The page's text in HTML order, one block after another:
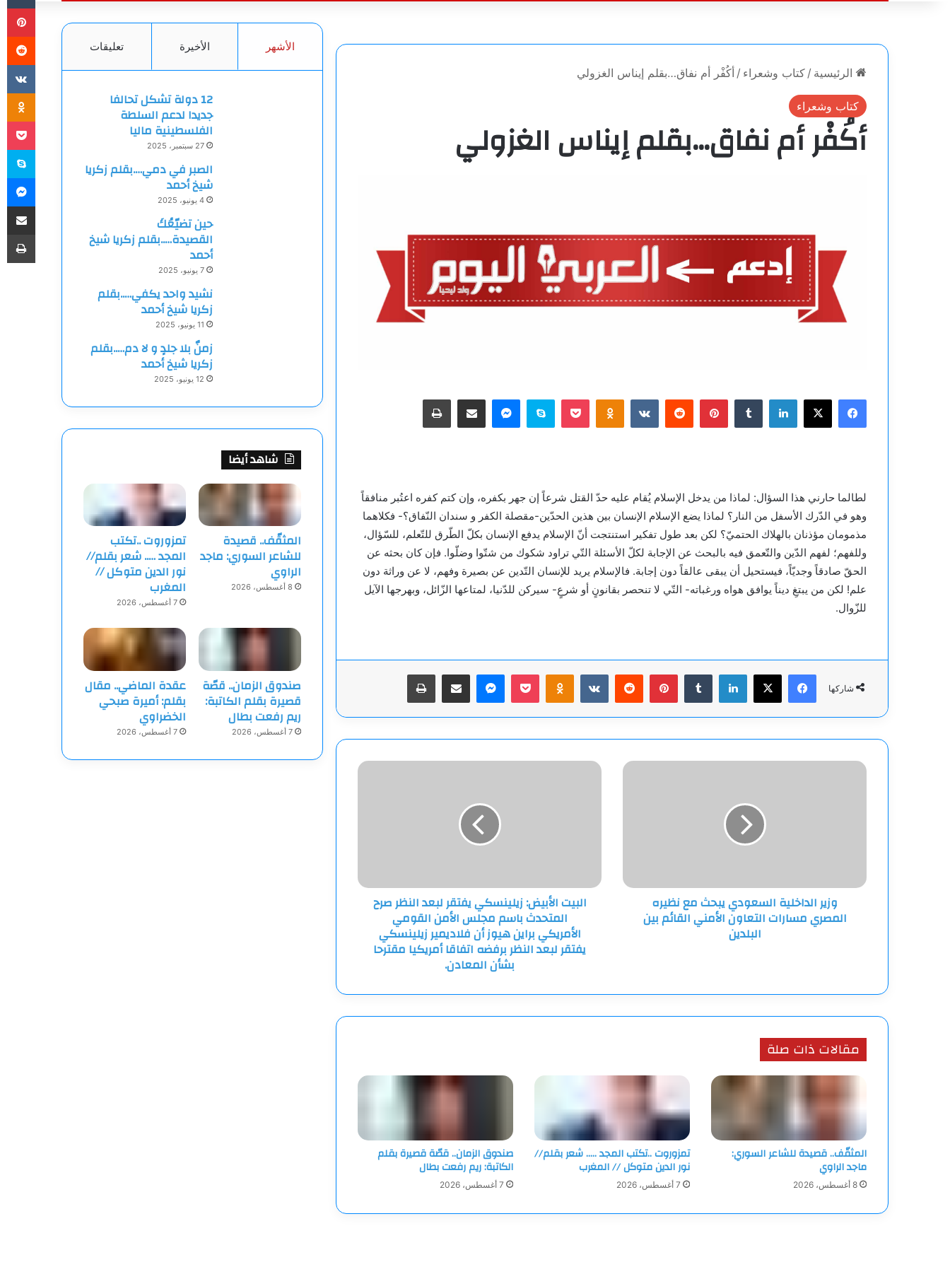
عن
الرئيسية / كتاب وشعراء / أكُفْر أم نفاق…بقلم إيناس الغزولي
كتاب وشعراء
أكُفْر أم نفاق…بقلم إيناس الغزولي
فيسبوك
‫X لينكدإن بينتيريست Odnoklassniki
‫Pocketسكايبماسنجرمشاركة عبر البريد طباعة
لطالما حارني هذا السؤال: لماذا من يدخل الإسلام يُقام عليه حدّ القتل شرعاً إن جهر بكفره، وإن كتم كفره اعتُبر منافقاً
وهو في الدّرك الأسفل من النار؟ لماذا يضع الإسلام الإنسان بين هذين الحدّين-مقصلة الكفر و سندان النّفاق؟- فكلاهما
مذمومان مؤذنان بالهلاك الحتميّ؟ لكن بعد طول تفكير استنتجت أنّ الإسلام يدفع الإنسان بكلّ الطّرق للتّعلم، للسّؤال،
وللفهم؛ لفهم الدّين والتّعمق فيه بالبحث عن الإجابة لكلّ الأسئلة التّي تراود شكوك من شتّوا وضلّوا. فإن كان بحثه عن
الحقّ صادقاً وجديّاً، فيستحيل أن يبقى عالقاً دون إجابة. فالإسلام يريد للإنسان التّدين عن بصيرة وفهم، لا عن وراثة دون
علم! لكن من يبتغِ ديناً يوافق هواه ورغباته- التّي لا تنحصر بقانونٍ أو شرعٍ- سيركن للدّنيا، لمتاعها الزّائل، وبهرجها الآيل
للزّوال.
شاركها
فيسبوك
‫X لينكدإن بينتيريست Odnoklassniki
‫Pocketماسنجرمشاركة عبر البريد طباعة
وزير
التعاون
القائم
وزير الداخلية السعودي يبحث مع نظيره
المصري مسارات التعاون الأمني القائم بين
البلدين
البيت
باسم
مجلس
القومي
الأمريكي
زيلينسكي
برفضه
أمريكيا
مقترحا
بشأن
المعادن.
البيت الأبيض: زيلينسكي يفتقر لبعد النظر صرح
المتحدث باسم مجلس الأمن القومي
الأمريكي براين هيوز أن فلاديمير زيلينسكي
يفتقر لبعد النظر برفضه اتفاقا أمريكيا مقترحا
بشأن المعادن.
مقالات ذات صلة
المثقّف.. قصيدة للشاعر السوري:
ماجد الراوي
8 أغسطس، 2026
تمزوروت ..تكتب المجد ….. شعر بقلم//
نور الدين متوكل // المغرب
7 أغسطس، 2026
صندوق الزمان.. قصّة قصيرة بقلم
الكاتبة: ريم رفعت بطال
7 أغسطس، 2026
الأشهر الأخيرة تعليقات
12 دولة تشكل تحالفا
جديدا لدعم السلطة
الفلسطينية ماليا
27 سبتمبر، 2025
الصبر في دمي….بقلم زكريا
شيخ أحمد
4 يونيو، 2025
حين تضيّعُكَ
القصيدة…..بقلم زكريا شيخ
أحمد
7 يونيو، 2025
نشيد واحد يكفي…..بقلم
زكريا شيخ أحمد
11 يونيو، 2025
زمنٌ بلا جلدٍ و لا دم…..بقلم
زكريا شيخ أحمد
12 يونيو، 2025
شاهد أيضا
المثقّف.. قصيدة
للشاعر السوري: ماجد
الراوي
8 أغسطس، 2026
تمزوروت ..تكتب
المجد ….. شعر بقلم//
نور الدين متوكل //
المغرب
7 أغسطس، 2026
صندوق الزمان.. قصّة
قصيرة بقلم الكاتبة:
ريم رفعت بطال
7 أغسطس، 2026
عقدة الماضي.. مقال
بقلم: أميرة صبحي
الخضراوي
7 أغسطس، 2026